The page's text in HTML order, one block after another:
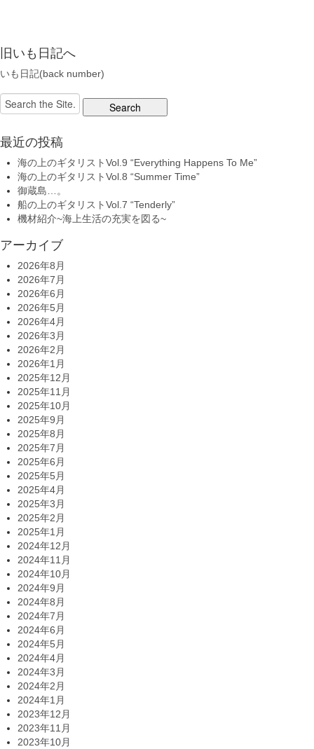
旧いも日記へ
いも日記(back number)
Search
for:
最近の投稿
海の上のギタリストVol.9 “Everything Happens To Me”
海の上のギタリストVol.8 “Summer Time”
御蔵島…。
船の上のギタリストVol.7 “Tenderly”
機材紹介~海上生活の充実を図る~
アーカイブ
2026年8月
2026年7月
2026年6月
2026年5月
2026年4月
2026年3月
2026年2月
2026年1月
2025年12月
2025年11月
2025年10月
2025年9月
2025年8月
2025年7月
2025年6月
2025年5月
2025年4月
2025年3月
2025年2月
2025年1月
2024年12月
2024年11月
2024年10月
2024年9月
2024年8月
2024年7月
2024年6月
2024年5月
2024年4月
2024年3月
2024年2月
2024年1月
2023年12月
2023年11月
2023年10月